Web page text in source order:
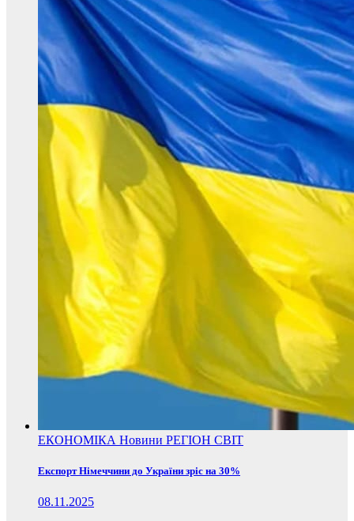
ЕКОНОМІКА Новини РЕГІОН СВІТ
Експорт Німеччини до України зріс на 30%
08.11.2025